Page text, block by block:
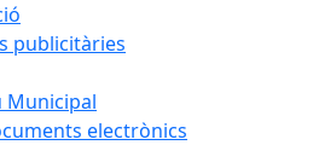
publicitàries
Municipal
electrònics